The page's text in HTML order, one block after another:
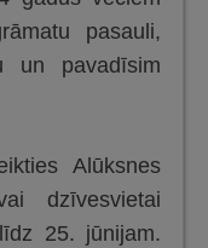
pasauli,
un pavadīsim
Alūksnes
dzīvesvietai
25. jūnijam.